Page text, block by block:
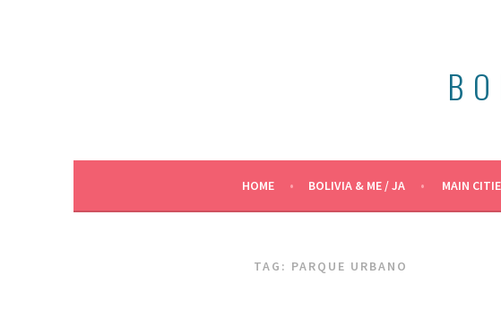
B
HOME BOLIVIA & ME / JA MAIN
TAG: PARQUE URBANO